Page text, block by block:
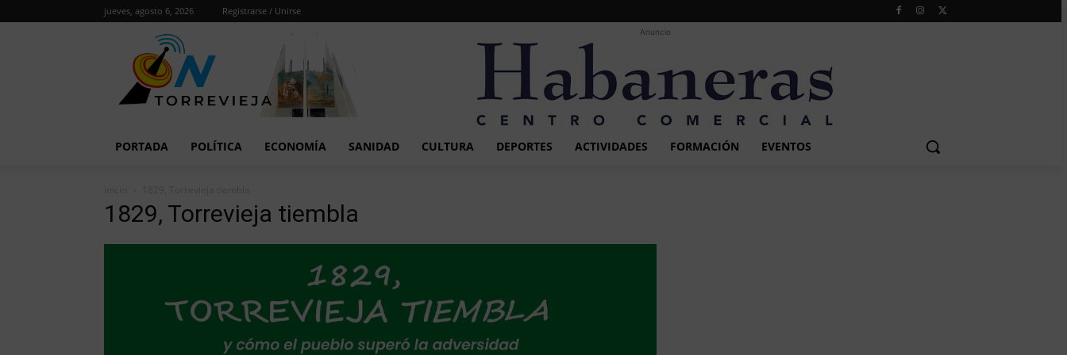
jueves, agosto 6, 2026 Registrarse / Unirse
Anuncio
PORTADA POLÍTICA ECONOMÍA SANIDAD CULTURA DEPORTES ACTIVIDADES FORMACIÓN EVENTOS
1829, Torrevieja tiembla